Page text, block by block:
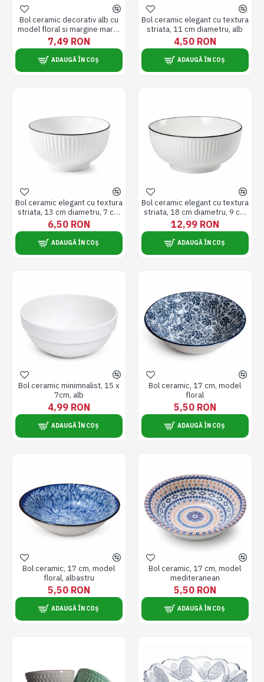
Bol ceramic decorativ alb cu
model floral si margine maro,
18 cm diametru, 6 cm inaltime
7,49 RON
ADAUGĂ ÎN COȘ
Bol ceramic elegant cu textura
striata, 11 cm diametru, alb
4,50 RON
ADAUGĂ ÎN COȘ
Bol ceramic elegant cu textura
striata, 13 cm diametru, 7 cm
inaltime, alb
6,50 RON
ADAUGĂ ÎN COȘ
Bol ceramic elegant cu textura
striata, 18 cm diametru, 9 cm
inaltime, alb
12,99 RON
ADAUGĂ ÎN COȘ
Bol ceramic minimnalist, 15 x
7cm, alb
4,99 RON
ADAUGĂ ÎN COȘ
Bol ceramic, 17 cm, model
floral
5,50 RON
ADAUGĂ ÎN COȘ
Bol ceramic, 17 cm, model
floral, albastru
5,50 RON
ADAUGĂ ÎN COȘ
Bol ceramic, 17 cm, model
mediteranean
5,50 RON
ADAUGĂ ÎN COȘ